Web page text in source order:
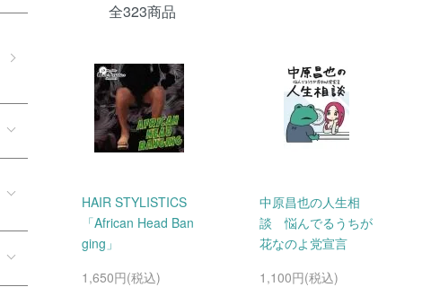
全323商品
HAIR STYLISTICS
「African Head Ban
ging」
1,650円(税込)
中原昌也の人生相
談 悩んでるうちが
花なのよ党宣言
1,100円(税込)